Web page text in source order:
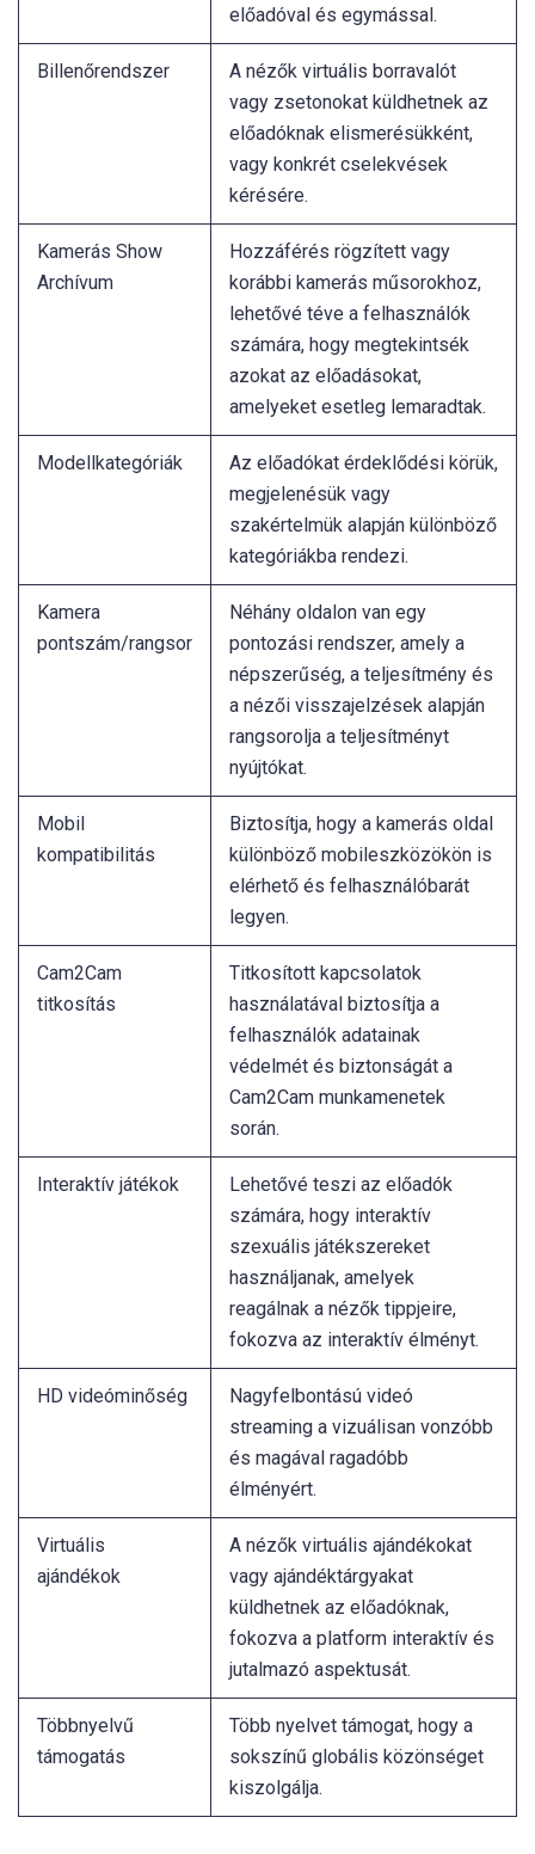
előadóval és egymással.
Billenőrendszer
A nézők virtuális borravalót
vagy zsetonokat küldhetnek az
előadóknak elismerésükként,
vagy konkrét cselekvések
kérésére.
Kamerás Show
Archívum
Hozzáférés rögzített vagy
korábbi kamerás műsorokhoz,
lehetővé téve a felhasználók
számára, hogy megtekintsék
azokat az előadásokat,
amelyeket esetleg lemaradtak.
Modellkategóriák
Az előadókat érdeklődési körük,
megjelenésük vagy
szakértelmük alapján különböző
kategóriákba rendezi.
Kamera
pontszám/rangsor
Néhány oldalon van egy
pontozási rendszer, amely a
népszerűség, a teljesítmény és
a nézői visszajelzések alapján
rangsorolja a teljesítményt
nyújtókat.
Mobil
kompatibilitás
Biztosítja, hogy a kamerás oldal
különböző mobileszközökön is
elérhető és felhasználóbarát
legyen.
Cam2Cam
titkosítás
Titkosított kapcsolatok
használatával biztosítja a
felhasználók adatainak
védelmét és biztonságát a
Cam2Cam munkamenetek
során.
Interaktív játékok
Lehetővé teszi az előadók
számára, hogy interaktív
szexuális játékszereket
használjanak, amelyek
reagálnak a nézők tippjeire,
fokozva az interaktív élményt.
HD videóminőség
Nagyfelbontású videó
streaming a vizuálisan vonzóbb
és magával ragadóbb
élményért.
Virtuális
ajándékok
A nézők virtuális ajándékokat
vagy ajándéktárgyakat
küldhetnek az előadóknak,
fokozva a platform interaktív és
jutalmazó aspektusát.
Többnyelvű
támogatás
Több nyelvet támogat, hogy a
sokszínű globális közönséget
kiszolgálja.